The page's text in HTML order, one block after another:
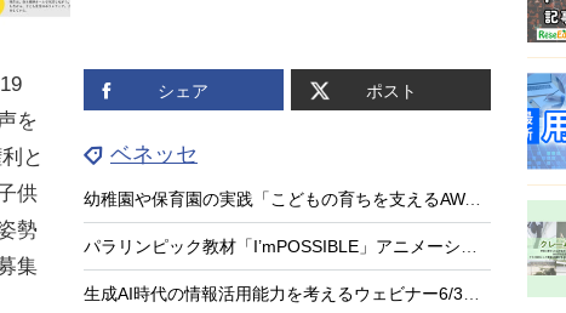
シェア ポスト
ベネッセ
幼稚園や保育園の実践「こどもの育ちを支えるAWARD」募集
パラリンピック教材「I’mPOSSIBLE」アニメーション第3弾
生成AI時代の情報活用能力を考えるウェビナー6/3…ミライシード
を
と
供
勢
集